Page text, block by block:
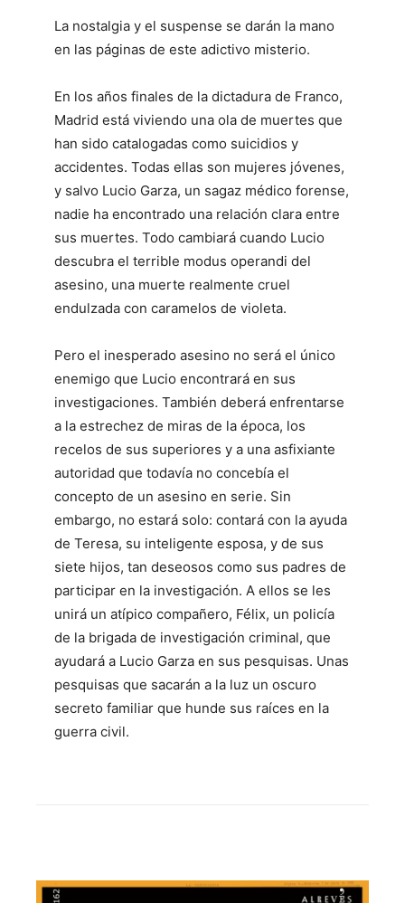
La nostalgia y el suspense se darán la mano
en las páginas de este adictivo misterio.
En los años finales de la dictadura de Franco,
Madrid está viviendo una ola de muertes que
han sido catalogadas como suicidios y
accidentes. Todas ellas son mujeres jóvenes,
y salvo Lucio Garza, un sagaz médico forense,
nadie ha encontrado una relación clara entre
sus muertes. Todo cambiará cuando Lucio
descubra el terrible modus operandi del
asesino, una muerte realmente cruel
endulzada con caramelos de violeta.
Pero el inesperado asesino no será el único
enemigo que Lucio encontrará en sus
investigaciones. También deberá enfrentarse
a la estrechez de miras de la época, los
recelos de sus superiores y a una asfixiante
autoridad que todavía no concebía el
concepto de un asesino en serie. Sin
embargo, no estará solo: contará con la ayuda
de Teresa, su inteligente esposa, y de sus
siete hijos, tan deseosos como sus padres de
participar en la investigación. A ellos se les
unirá un atípico compañero, Félix, un policía
de la brigada de investigación criminal, que
ayudará a Lucio Garza en sus pesquisas. Unas
pesquisas que sacarán a la luz un oscuro
secreto familiar que hunde sus raíces en la
guerra civil.